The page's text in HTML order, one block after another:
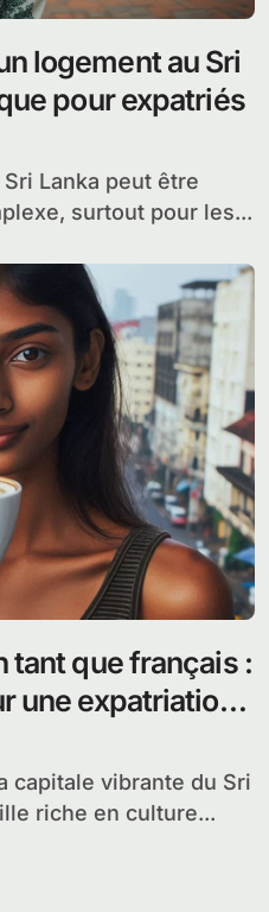
logement au Sri
pour expatriés
surtout pour les...
tant que français :
une expatriation
riche en culture...